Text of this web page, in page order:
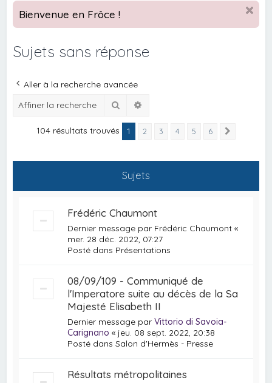
c
h
Bienvenue en Frôce !
Sujets sans réponse
Aller à la recherche avancée
Rechercher
104 résultats trouvés 1 2 3 4 5 6
Sujets
Frédéric Chaumont
Dernier message par Frédéric Chaumont «
mer. 28 déc. 2022, 07:27
Posté dans Présentations
08/09/109 - Communiqué de
l'Imperatore suite au décès de la Sa
Majesté Elisabeth II
Dernier message parVittorio di Savoia-
Carignano « jeu. 08 sept. 2022, 20:38
Posté dansSalon d'Hermès - Presse
Résultats métropolitaines